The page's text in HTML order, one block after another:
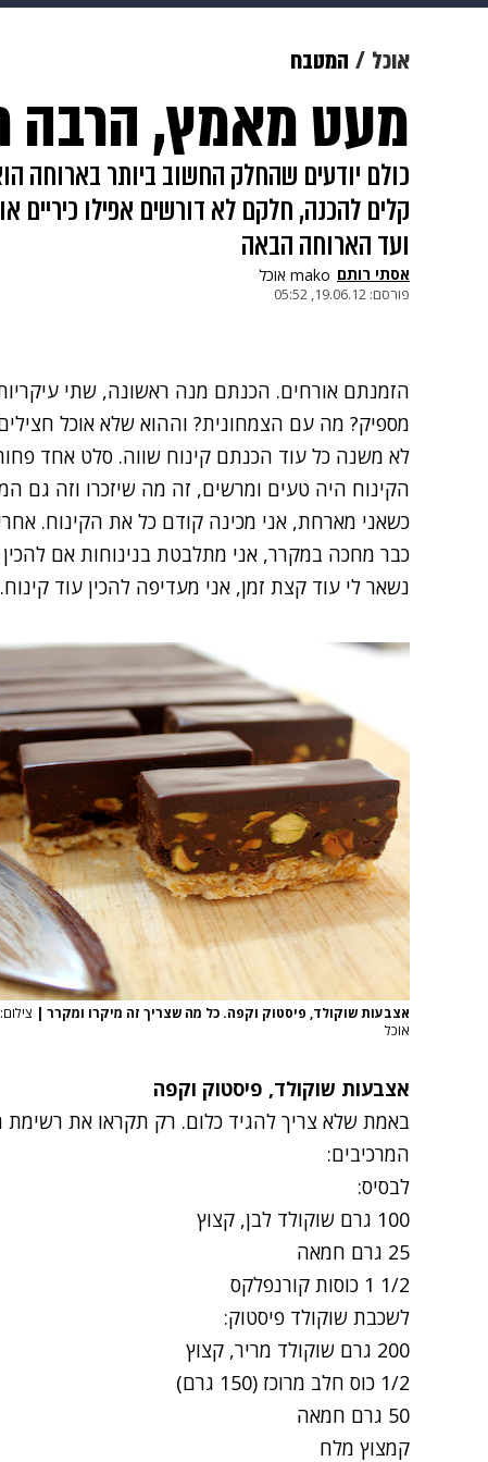
דיגיטל גאווה משפט
אוכל המטבח
מעט מאמץ, הרבה רושם: 4
קלים להכנה, חלקם לא דורשים אפילו כיריים
ועד הארוחה הבאה
אסתי רותם mako אוכל
פורסם: 19.06.12, 05:52
הזמנתם אורחים. הכנתם מנה ראשונה, שתי
מספיק? מה עם הצמחונית? וההוא שלא אוכל
לא משנה כל עוד הכנתם קינוח שווה. סלט אחד
הקינוח היה טעים ומרשים, זה מה שיזכרו וזה גם
כשאני מארחת, אני מכינה קודם כל את הקינוח.
כבר מחכה במקרר, אני מתלבטת בנינוחות אם
נשאר לי עוד קצת זמן, אני מעדיפה להכין עוד קינוח
אצבעות שוקולד, פיסטוק וקפה. כל מה שצריך זה מיקרו ומקרר |
אוכל
אצבעות שוקולד, פיסטוק וקפה
באמת שלא צריך להגיד כלום. רק תקראו את רשימת
המרכיבים:
לבסיס:
100 גרם שוקולד לבן, קצוץ
25 גרם חמאה
1/2 1 כוסות קורנפלקס
לשכבת שוקולד פיסטוק:
200 גרם
שוקולד מריר, קצוץ
1/2 כוס חלב מרוכז (150 גרם)
50 גרם חמאה
קמצוץ מלח